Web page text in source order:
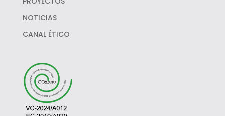
NOTICIAS
CANAL ÉTICO